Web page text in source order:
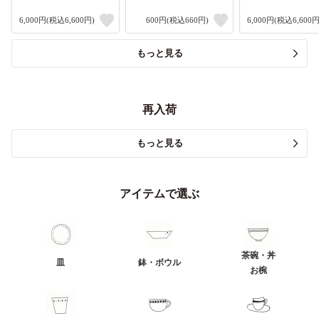
6,000円(税込6,600円) 600円(税込660円) 6,000円(税込6,600
もっと見る
再入荷
もっと見る
アイテムで選ぶ
皿 鉢・ボウル
茶碗・丼
お椀